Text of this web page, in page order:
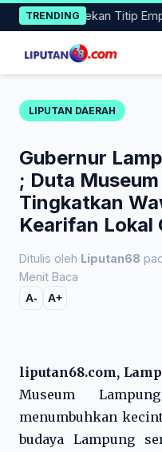
Skip
to
content
TRENDING
Dekan Titip Empat
LIPUTAN DAERAH
Gubernur
; Duta
Tingkatkan
Kearifan Lokal
Ditulis oleh Liputan68
Menit Baca
A- A+
liputan68.com,
Museum
menumbuhkan
budaya Lampung